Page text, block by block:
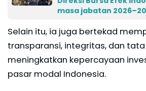
masa jabatan
Selain itu, ia juga bertekad
transparansi, integritas, dan
meningkatkan kepercayaan
pasar modal Indonesia.